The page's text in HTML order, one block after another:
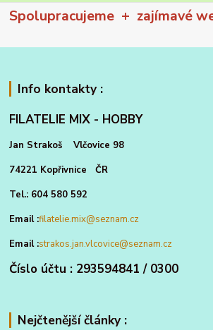
Spolupracujeme +
Info kontakty :
FILATELIE MIX - HOBBY
Jan Strakoš Vlčovice 98
74221 Kopřivnice ČR
Tel.: 604 580 592
Email :filatelie.mix@seznam.cz
Email :strakos.jan.vlcovice@seznam.cz
Číslo účtu : 293594841 / 0300
Nejčtenější články :